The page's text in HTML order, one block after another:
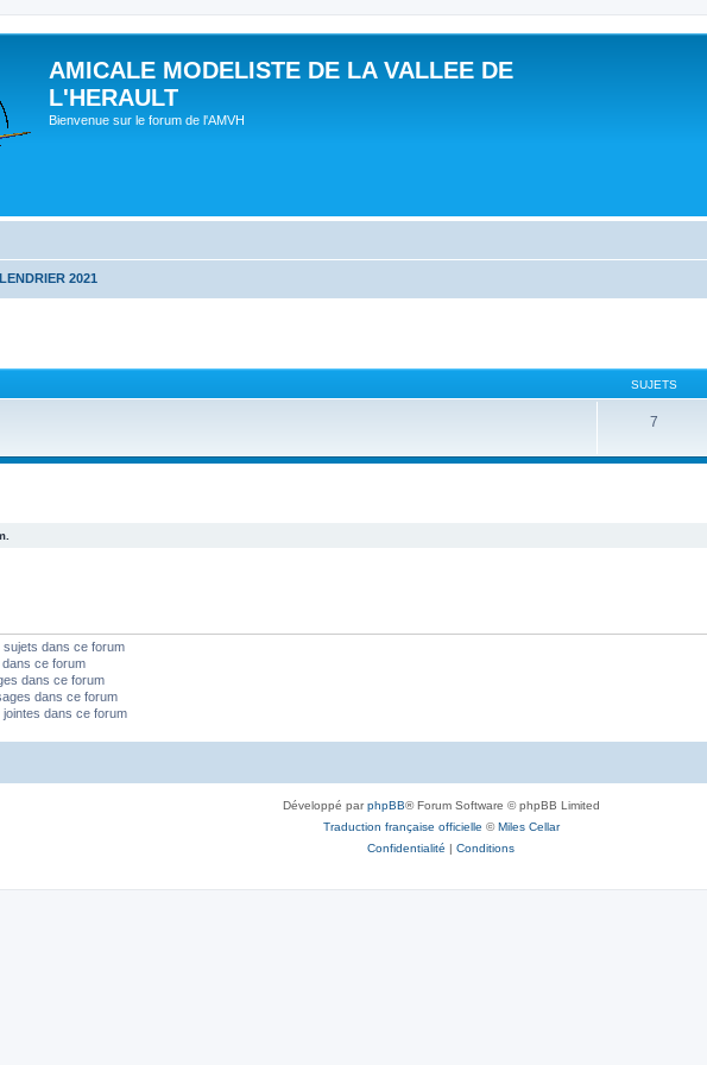
AMICALE MODELISTE DE LA VALLEE DE
L'HERAULT
Bienvenue sur le forum de l'AMVH
2021
SUJETS
7
dans ce forum
ce forum
dans ce forum
dans ce forum
dans ce forum
Développé parphpBB® Forum Software © phpBB Limited
Traduction française officielle ©Miles Cellar
Confidentialité | Conditions